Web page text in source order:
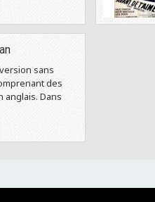
sans
des
anglais. Dans